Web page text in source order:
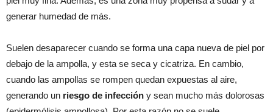
generar humedad de más.
Suelen desaparecer cuando se forma una capa nueva de piel por
debajo de la ampolla, y esta se seca y cicatriza. En cambio,
cuando las ampollas se rompen quedan expuestas al aire,
generando un riesgo de infección y sean mucho más dolorosas